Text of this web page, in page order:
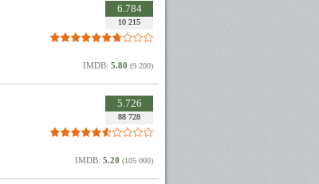
6.784
10 215
IMDB: 5.80 (9 200)
5.726
88 728
IMDB: 5.20 (105 000)